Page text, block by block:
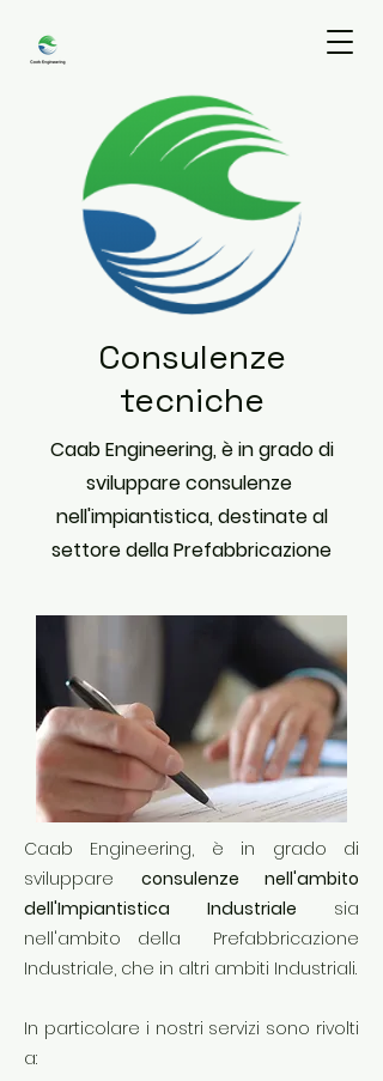
Consulenze
tecniche
Caab Engineering, è in grado di
sviluppare consulenze
nell'impiantistica, destinate al
settore della Prefabbricazione
Caab Engineering, è in grado di
sviluppare consulenze nell'ambito
dell'Impiantistica Industriale sia
nell'ambito della Prefabbricazione
Industriale, che in altri ambiti Industriali.
In particolare i nostri servizi sono rivolti
a: